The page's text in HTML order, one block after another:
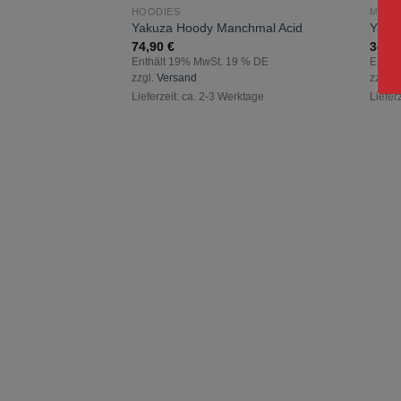
zur
Wunschliste
HOODIES
Yakuza Hoody Manchmal Acid
74,90 €
Enthält 19% MwSt. 19 % DE
zzgl. Versand
Lieferzeit: ca. 2-3 Werktage
34,90
zzgl.